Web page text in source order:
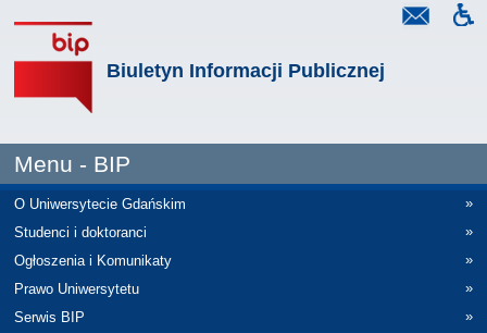
Biuletyn Informacji Publicznej
Menu - BIP
O Uniwersytecie Gdańskim
»
Studenci i doktoranci
»
Ogłoszenia i Komunikaty
»
Prawo Uniwersytetu
»
Serwis BIP
»